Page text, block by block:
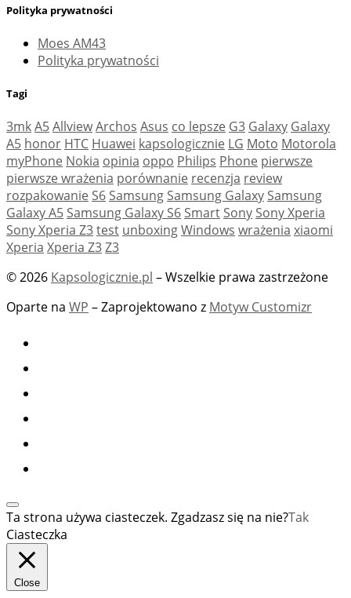
Polityka prywatności
Moes AM43
Polityka prywatności
Tagi
3mkA5AllviewArchos Asus co lepsze G3 Galaxy Galaxy
A5 honor HTC Huawei kapsologicznie LG Moto Motorola
myPhone Nokia opinia oppo Philips Phone pierwsze
pierwsze wrażenia porównanie recenzja review
rozpakowanie S6 Samsung Samsung Galaxy Samsung
Galaxy A5 Samsung Galaxy S6 Smart Sony Sony Xperia
Sony Xperia Z3test unboxingWindows wrażenia xiaomi
Xperia Xperia Z3Z3
© 2026 Kapsologicznie.pl – Wszelkie prawa zastrzeżone
Oparte na WP – Zaprojektowano z Motyw Customizr
Ta strona używa ciasteczek. Zgadzasz się na nie?Tak
Ciasteczka
Close